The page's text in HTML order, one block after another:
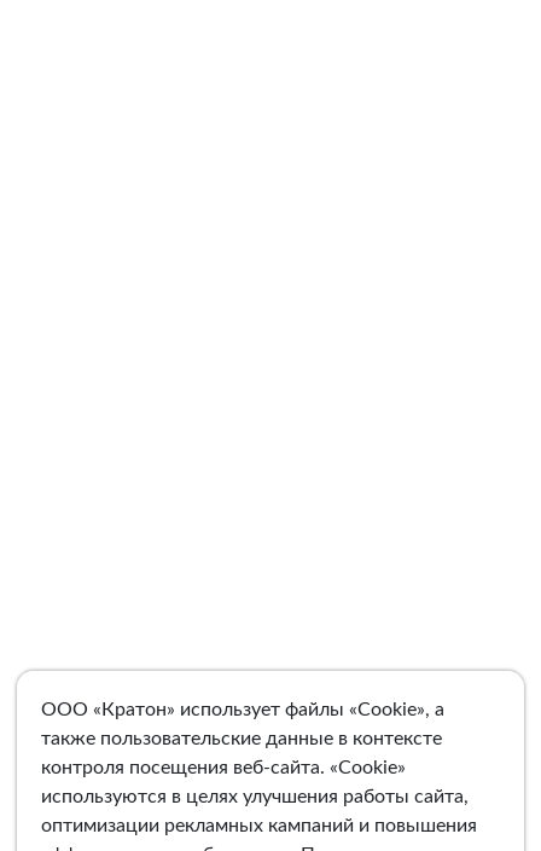
ООО «Кратон» использует файлы «Cookie», а
также пользовательские данные в контексте
контроля посещения веб-сайта. «Cookie»
используются в целях улучшения работы сайта,
оптимизации рекламных кампаний и повышения